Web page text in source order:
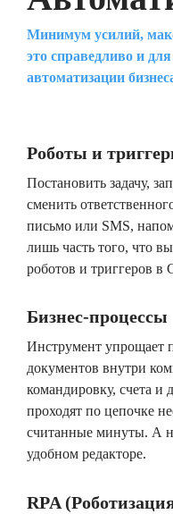
Минимум усилий,
это справедливо и
автоматизации
Роботы и
Постановить задачу,
сменить
письмо или SMS,
лишь часть того, что
роботов и триггеров в
Бизнес-процессы
Инструмент упрощает
документов внутри
командировку, счета и
проходят по цепочке
считанные минуты. А
удобном редакторе.
RPA